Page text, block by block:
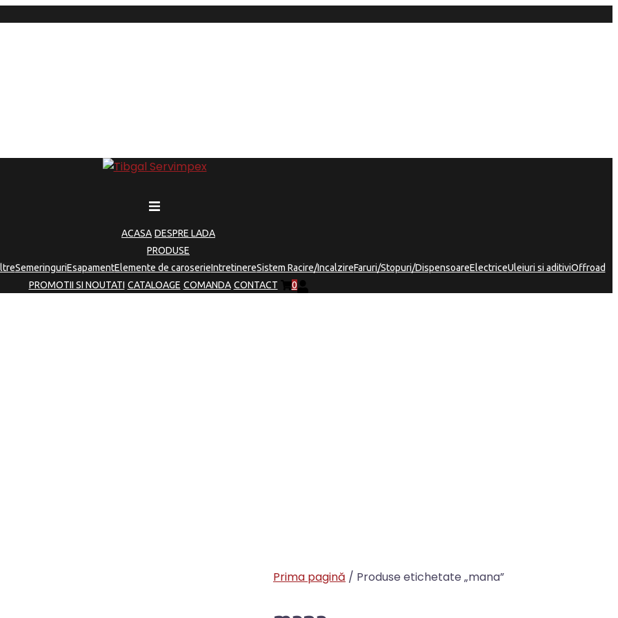
ACASA DESPRE LADA
PRODUSE
SemeringuriEsapamentElemente de caroserieIntretinereSistem Racire/IncalzireFaruri/Stopuri/DispensoareElectriceUleiuri si aditiviOffroad
PROMOTII SI NOUTATI CATALOAGE COMANDA CONTACT 0
Prima pagină / Produse etichetate „mana”